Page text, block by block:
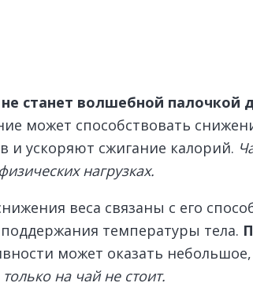
станет волшебной палочкой
может способствовать
и ускоряют сжигание калорий.
нагрузках.
веса связаны с его
температуры тела.
может оказать
на чай не стоит.